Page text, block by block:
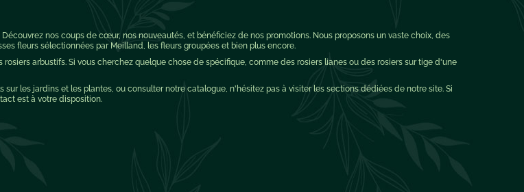
nos coups de cœur, nos nouveautés, et bénéficiez de nos promotions. Nous proposons un vaste choix, des
fleurs sélectionnées par Meilland, les fleurs groupées et bien plus encore.
arbustifs. Si vous cherchez quelque chose de spécifique, comme des rosiers lianes ou des rosiers sur tige d'une
les jardins et les plantes, ou consulter notre catalogue, n'hésitez pas à visiter les sections dédiées de notre site. Si
est à votre disposition.